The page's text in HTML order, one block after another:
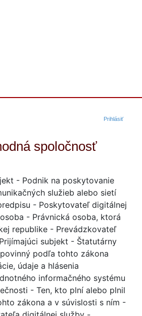
Prihlásiť
spoločnosť
- Podnik na poskytovanie
služieb alebo sietí
- Poskytovateľ digitálnej
- Právnická osoba, ktorá
republike - Prevádzkovateľ
subjekt - Štatutárny
podľa tohto zákona
údaje a hlásenia
informačného systému
- Ten, kto plní alebo plnil
zákona a v súvislosti s ním -